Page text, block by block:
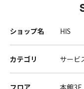
ショップ名 HIS
カテゴリ サービ
フロア 本館3F